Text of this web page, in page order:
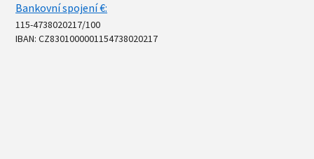
Bankovní spojení €:
115-4738020217/100
IBAN: CZ8301000001154738020217